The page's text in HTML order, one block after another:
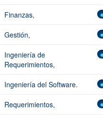
Finanzas,
Gestión,
Ingeniería de
Requerimientos,
Ingeniería del Software.
Requerimientos,